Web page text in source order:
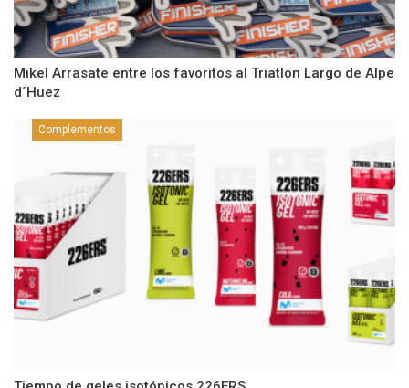
Mikel Arrasate entre los favoritos al Triatlon Largo de Alpe
d´Huez
Complementos